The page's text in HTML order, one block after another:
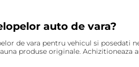
auto de vara?
de vara pentru vehicul si posedati
produse originale. Achizitioneaza